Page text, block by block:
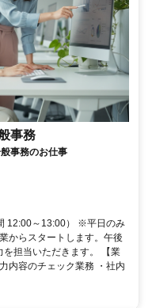
事務
事務のお仕事
12:00～13:00） ※平日のみ
からスタートします。午後
担当いただきます。 【業
内容のチェック業務 ・社内